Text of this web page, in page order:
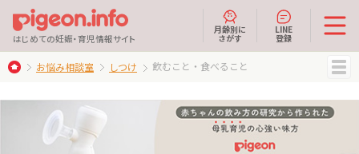
はじめての妊娠・育児情報サイト
月齢別に
さがす
LINE
登録
お悩み相談室 しつけ 飲むこと・食べること